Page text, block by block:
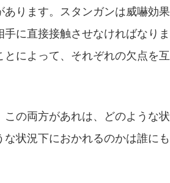
ります。スタンガンは威嚇効果
に直接接触させなければなりま
によって、それぞれの欠点を互
の両方があれは、どのような状
状況下におかれるのかは誰にも